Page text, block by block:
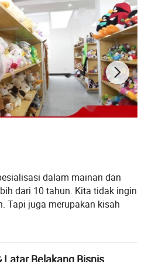
20 anggota tim
6 anggota tim
dalam mainan dan
dari 10 tahun. Kita tidak ingin
Tapi juga merupakan kisah
pabrik yang andal dan